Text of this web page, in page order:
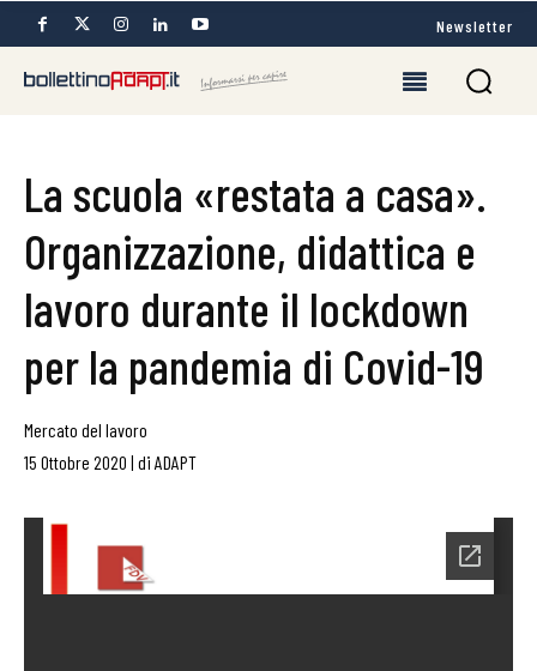
Newsletter
La scuola «restata a casa».
Organizzazione, didattica e
lavoro durante il lockdown
per la pandemia di Covid-19
Mercato del lavoro
15 Ottobre 2020 | di ADAPT